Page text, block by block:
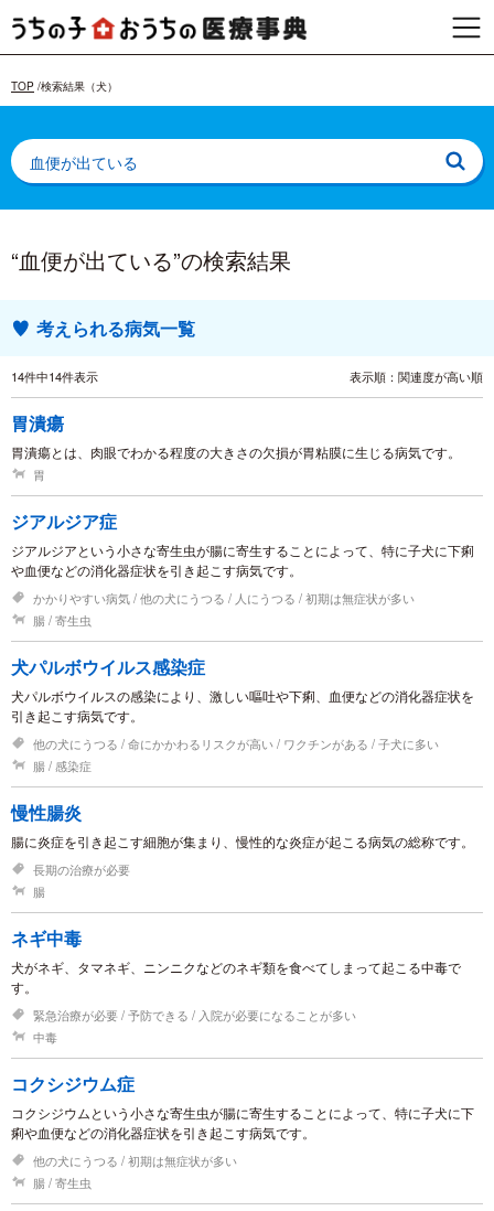
TOP 検索結果（犬）
“血便が出ている”の検索結果
考えられる病気一覧
14件中14件表示 表示順：関連度が高い順
胃潰瘍
胃潰瘍とは、肉眼でわかる程度の大きさの欠損が胃粘膜に生じる病気です。
胃
ジアルジア症
ジアルジアという小さな寄生虫が腸に寄生することによって、特に子犬に下痢
や血便などの消化器症状を引き起こす病気です。
かかりやすい病気 他の犬にうつる 人にうつる
初期は無症状が多い
腸 寄生虫
犬パルボウイルス感染症
犬パルボウイルスの感染により、激しい嘔吐や下痢、血便などの消化器症状を
引き起こす病気です。
他の犬にうつる 命にかかわるリスクが高い ワクチンがある
子犬に多い
腸 感染症
慢性腸炎
腸に炎症を引き起こす細胞が集まり、慢性的な炎症が起こる病気の総称です。
長期の治療が必要
腸
ネギ中毒
犬がネギ、タマネギ、ニンニクなどのネギ類を食べてしまって起こる中毒で
す。
緊急治療が必要 予防できる
入院が必要になることが多い
中毒
コクシジウム症
コクシジウムという小さな寄生虫が腸に寄生することによって、特に子犬に下
痢や血便などの消化器症状を引き起こす病気です。
他の犬にうつる
初期は無症状が多い
腸 寄生虫